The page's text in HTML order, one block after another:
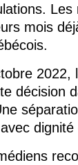
mois
2022,
décision